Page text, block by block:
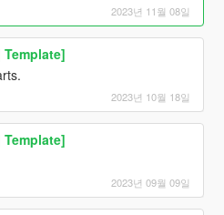
2023년 11월 08일
2023년 10월 18일
2023년 09월 09일